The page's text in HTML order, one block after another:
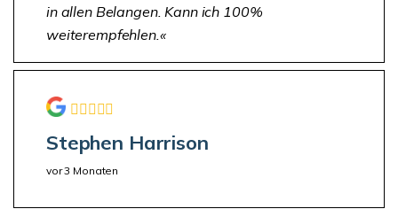
in allen Belangen. Kann ich 100%
weiterempfehlen.
Stephen Harrison
vor 3 Monaten